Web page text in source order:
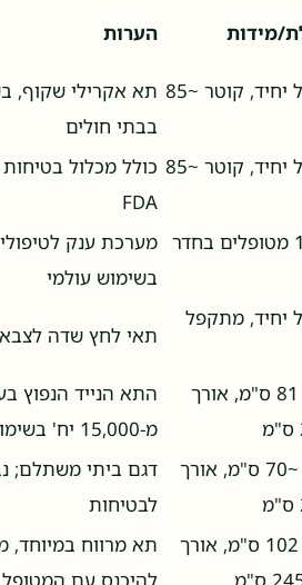
מידות הערות
מטופל יחיד, קוטר ~85 תא אקרילי שקוף,
בבתי חולים
מטופל יחיד, קוטר ~85 כולל מכלול
FDA
10-20 מטופלים בחדר מערכת ענק
בשימוש עולמי
יחיד, מתקפל
תאי לחץ שדה לצבא
קוטר 81 ס"מ, אורך
התא הנייד הנפוץ
מ-15,000 יח' בשימוש
קוטר ~70 ס"מ, אורך
דגם ביתי משתלם;
לבטיחות
קוטר 102 ס"מ, אורך
ס"מ
תא מרווח במיוחד,
להיכנס עם המטופל